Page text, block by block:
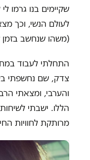
שקיימים בנו גרמו
לעולם הנשי, וכך
(משהו שנחשב בזמן
התחלתי לעבוד
צדק, שם נחשפתי
והערבי, ומצאתי
הללו. ישבתי
מרותקת לחוויות